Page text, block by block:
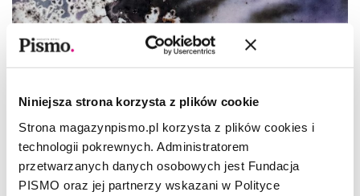
Niniejsza strona korzysta z plików cookie
Strona magazynpismo.pl korzysta z plików cookies i
technologii pokrewnych. Administratorem
przetwarzanych danych osobowych jest Fundacja
PISMO oraz jej partnerzy wskazani w Polityce